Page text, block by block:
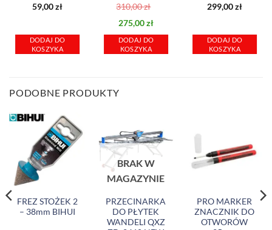
59,00zł
DODAJ DO
KOSZYKA
310,00zł
Pierwotna
cena
wynosiła:
275,00złAktualna
cena
wynosi:
DODAJ DO
KOSZYKA
299,00zł
DODAJ DO
KOSZYKA
PODOBNE PRODUKTY
FREZ STOŻEK 2
– 38mm BIHUI
BRAK W
MAGAZYNIE
PRZECINARKA
DO PŁYTEK
WANDELI QXZ
PRO MARKER
ZNACZNIK DO
OTWORÓW